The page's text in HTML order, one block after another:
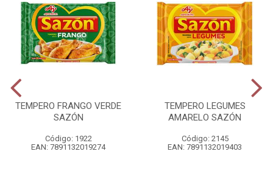
TEMPERO FRANGO VERDE
SAZÓN
Código: 1922
EAN: 7891132019274
TEMPERO LEGUMES
AMARELO SAZÓN
Código: 2145
EAN: 7891132019403